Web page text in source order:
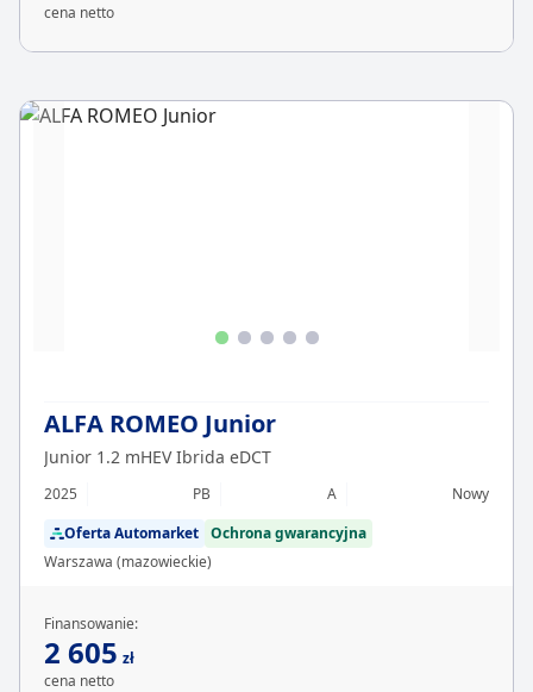
cena netto
ALFA ROMEO Junior
Junior 1.2 mHEV Ibrida eDCT
2025 PB A
Nowy
Oferta Automarket Ochrona gwarancyjna
Warszawa (mazowieckie)
Finansowanie:
2 605 zł
cena netto